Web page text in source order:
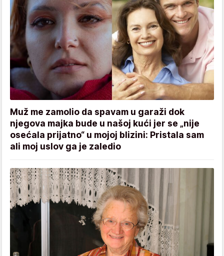
Muž me zamolio da spavam u garaži dok
njegova majka bude u našoj kući jer se „nije
osećala prijatno“ u mojoj blizini: Pristala sam
ali moj uslov ga je zaledio